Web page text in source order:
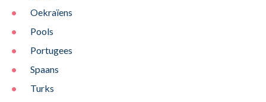
Oekraïens
Pools
Portugees
Spaans
Turks